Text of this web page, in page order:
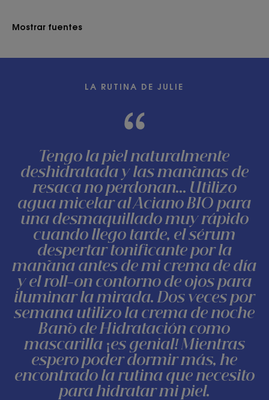
Mostrar fuentes
LA RUTINA DE JULIE
Tengo la piel naturalmente
deshidratada y las mañanas de
resaca no perdonan... Utilizo
agua micelar al Aciano BIO para
una desmaquillado muy rápido
cuando llego tarde, el sérum
despertar tonificante por la
mañana antes de mi crema de día
y el roll-on contorno de ojos para
iluminar la mirada. Dos veces por
semana utilizo la crema de noche
Baño de Hidratación como
mascarilla ¡es genial! Mientras
espero poder dormir más, he
encontrado la rutina que necesito
para hidratar mi piel.